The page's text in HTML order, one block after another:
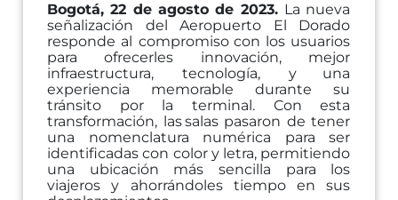
Bogotá, 22 de agosto de 2023. La nueva
señalización del Aeropuerto El Dorado
responde al compromiso con los usuarios
para
ofrecerles innovación,
mejor
infraestructura,
tecnología, y
una
experiencia memorable durante su
tránsito por la terminal. Con esta
transformación, lassalas pasaron de tener
una nomenclatura numérica para ser
identificadas con color y letra, permitiendo
una
ubicación más sencilla para los
viajeros y ahorrándoles tiempo en sus